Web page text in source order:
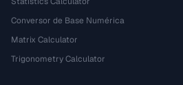
Conversor de Base Numérica
Matrix Calculator
Trigonometry Calculator